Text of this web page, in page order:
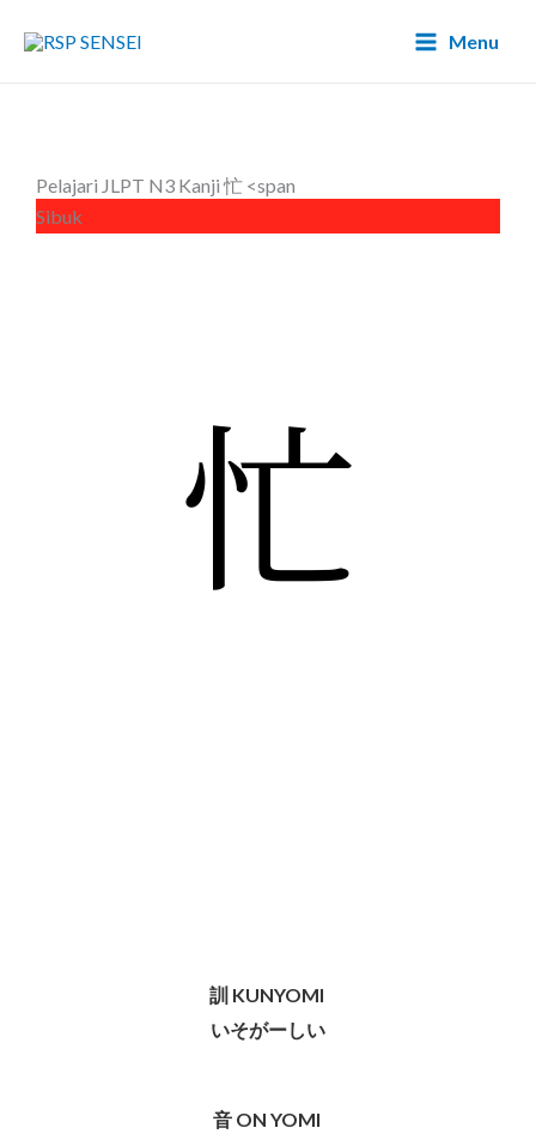
Menu
Pelajari JLPT N3 Kanji 忙 <span
Sibuk
忙
訓 KUNYOMI
いそがーしい
音 ON YOMI